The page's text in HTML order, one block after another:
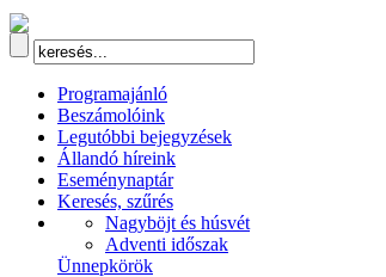
Programajánló
Beszámolóink
Legutóbbi bejegyzések
Állandó híreink
Eseménynaptár
Keresés, szűrés
Nagyböjt és húsvét
Adventi időszak
Ünnepkörök